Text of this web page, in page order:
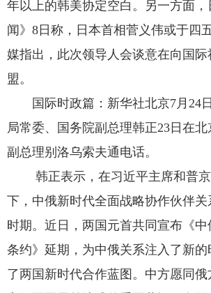
年以上的韩美协定空白。另一方面
闻》8日称，日本首相菅义伟或于四
媒指出，此次领导人会谈意在向国际
盟。
国际时政篇：新华社北京7月24
局常委、国务院副总理韩正23日在
副总理别洛乌索夫通电话。
韩正表示，在习近平主席和普京
下，中俄新时代全面战略协作伙伴
时期。近日，两国元首共同宣布《
条约》延期，为中俄关系注入了新
了两国新时代合作蓝图。中方愿同